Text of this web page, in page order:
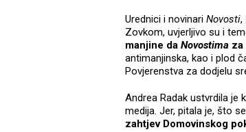
Urednici i novinari Novosti,
Zovkom, uvjerljivo su i
manjine da Novostima za
antimanjinska, kao i plod
Povjerenstva za dodjelu
Andrea Radak ustvrdila je
medija. Jer, pitala je, što
zahtjev Domovinskog